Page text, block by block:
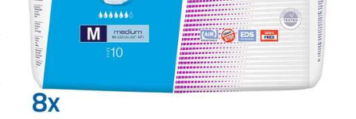
Sale
Schnäppchen
Sparsets
Körperpflege & Kosmetik
Liebe & Erotik
Mutter & Kind